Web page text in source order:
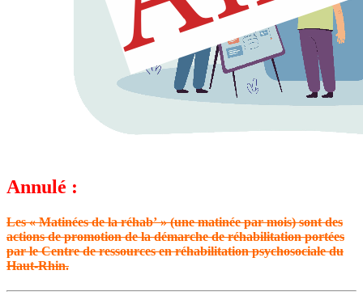
Annulé :
Les« Matinées de la réhab’ »(une matinée par mois) sont des
actionsde promotion de la démarche de réhabilitationportées
par leCentre de ressources en réhabilitation psychosociale du
Haut-Rhin.